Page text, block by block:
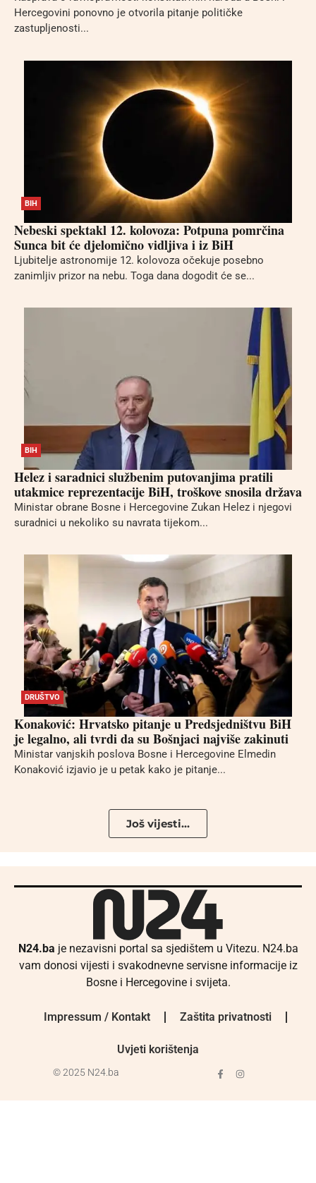
Hercegovini ponovno je otvorila pitanje političke
zastupljenosti...
BIH
Nebeski spektakl 12. kolovoza: Potpuna pomrčina
Sunca bit će djelomično vidljiva i iz BiH
Ljubitelje astronomije 12. kolovoza očekuje posebno
zanimljiv prizor na nebu. Toga dana dogodit će se...
BIH
Helez i saradnici službenim putovanjima pratili
utakmice reprezentacije BiH, troškove snosila država
Ministar obrane Bosne i Hercegovine Zukan Helez i njegovi
suradnici u nekoliko su navrata tijekom...
DRUŠTVO
Konaković: Hrvatsko pitanje u Predsjedništvu BiH
je legalno, ali tvrdi da su Bošnjaci najviše zakinuti
Ministar vanjskih poslova Bosne i Hercegovine Elmedin
Konaković izjavio je u petak kako je pitanje...
Još vijesti...
N24.ba je nezavisni portal sa sjedištem u Vitezu. N24.ba
vam donosi vijesti i svakodnevne servisne informacije iz
Bosne i Hercegovine i svijeta.
Impressum / Kontakt Zaštita privatnosti
Uvjeti korištenja
© 2025 N24.ba